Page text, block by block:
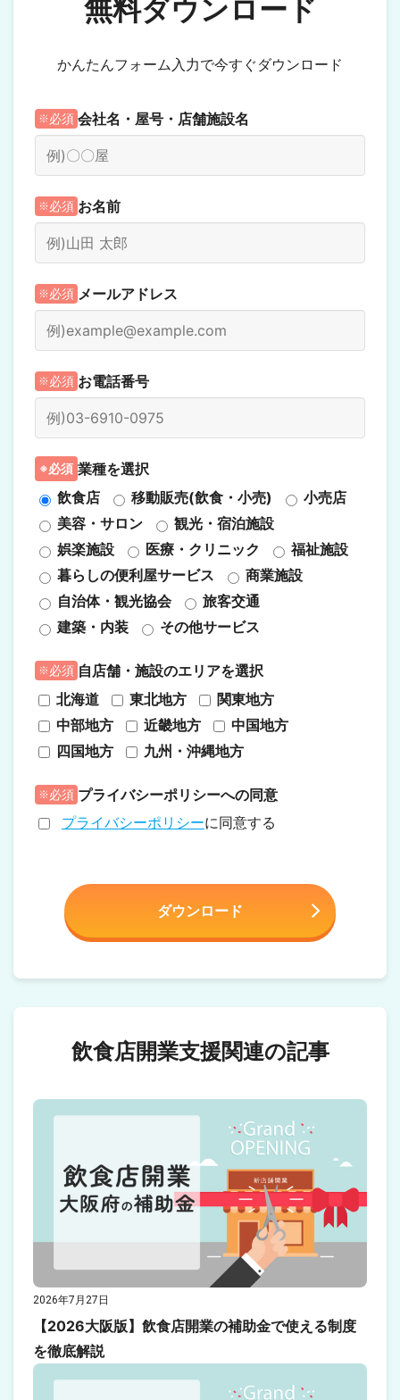
無料ダウンロード
かんたんフォーム入力で今すぐダウンロード
必須 会社名・屋号・店舗施設名
必須 お名前
必須 メールアドレス
必須 お電話番号
必須 業種を選択
飲食店
移動販売(飲食・小売)
小売店
美容・サロン
観光・宿泊施設
娯楽施設
医療・クリニック
福祉施設
暮らしの便利屋サービス
商業施設
自治体・観光協会
旅客交通
建築・内装
その他サービス
必須 自店舗・施設のエリアを選択
北海道
東北地方
関東地方
中部地方
近畿地方
中国地方
四国地方
九州・沖縄地方
必須 プライバシーポリシーへの同意
プライバシーポリシーに同意する
飲食店開業支援関連の記事
2026年7月27日
【2026大阪版】飲食店開業の補助金で使える制度
を徹底解説